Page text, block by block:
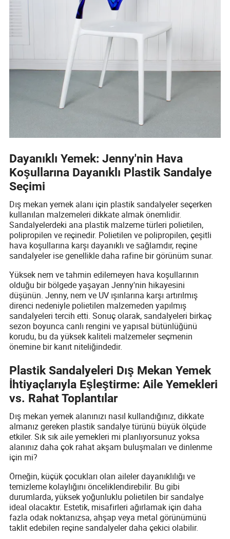
Dayanıklı Yemek: Jenny'nin Hava
Koşullarına Dayanıklı Plastik Sandalye
Seçimi
Dış mekan yemek alanı için plastik sandalyeler seçerken
kullanılan malzemeleri dikkate almak önemlidir.
Sandalyelerdeki ana plastik malzeme türleri polietilen,
polipropilen ve reçinedir. Polietilen ve polipropilen, çeşitli
hava koşullarına karşı dayanıklı ve sağlamdır, reçine
sandalyeler ise genellikle daha rafine bir görünüm sunar.
Yüksek nem ve tahmin edilemeyen hava koşullarının
olduğu bir bölgede yaşayan Jenny'nin hikayesini
düşünün. Jenny, nem ve UV ışınlarına karşı artırılmış
direnci nedeniyle polietilen malzemeden yapılmış
sandalyeleri tercih etti. Sonuç olarak, sandalyeleri birkaç
sezon boyunca canlı rengini ve yapısal bütünlüğünü
korudu, bu da yüksek kaliteli malzemeler seçmenin
önemine bir kanıt niteliğindedir.
Plastik Sandalyeleri Dış Mekan Yemek
İhtiyaçlarıyla Eşleştirme: Aile Yemekleri
vs. Rahat Toplantılar
Dış mekan yemek alanınızı nasıl kullandığınız, dikkate
almanız gereken plastik sandalye türünü büyük ölçüde
etkiler. Sık sık aile yemekleri mi planlıyorsunuz yoksa
alanınız daha çok rahat akşam buluşmaları ve dinlenme
için mi?
Örneğin, küçük çocukları olan aileler dayanıklılığı ve
temizleme kolaylığını önceliklendirebilir. Bu gibi
durumlarda, yüksek yoğunluklu polietilen bir sandalye
ideal olacaktır. Estetik, misafirleri ağırlamak için daha
fazla odak noktanızsa, ahşap veya metal görünümünü
taklit edebilen reçine sandalyeler daha çekici olabilir.